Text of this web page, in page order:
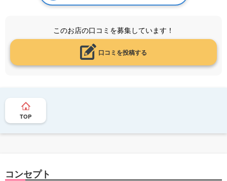
このお店の口コミを募集しています！
口コミを投稿する
TOP
コンセプト